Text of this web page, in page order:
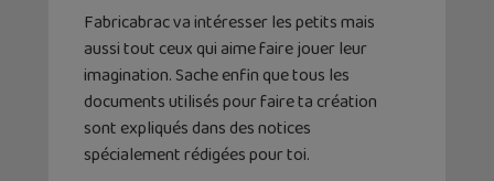
Fabricabrac va intéresser les petits mais
aussi tout ceux qui aime faire jouer leur
imagination. Sache enfin que tous les
documents utilisés pour faire ta création
sont expliqués dans des notices
spécialement rédigées pour toi.